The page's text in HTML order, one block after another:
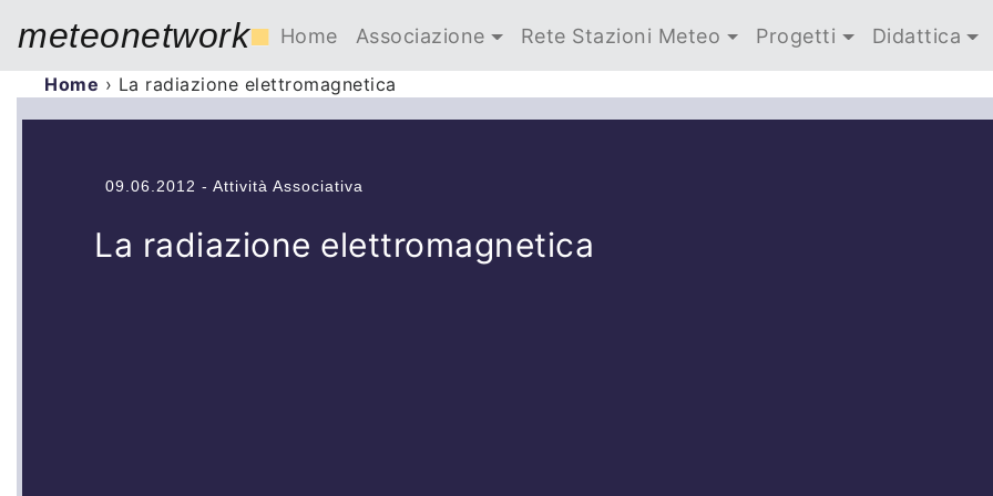
meteonetwork■ Home Associazione Rete Stazioni Meteo Progetti Didattica
Home › La radiazione elettromagnetica
09.06.2012 - Attività Associativa
La radiazione elettromagnetica